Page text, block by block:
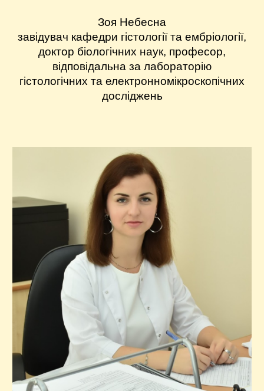
Зоя Небесна
завідувач кафедри гістології та ембріології,
доктор біологічних наук, професор,
відповідальна за лабораторію
гістологічних та електронномікроскопічних
досліджень